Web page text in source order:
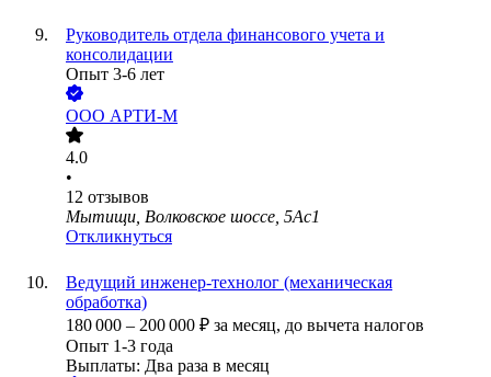
Руководитель отдела финансового учета и
консолидации
Опыт 3-6 лет
ООО АРТИ-М
4.0
•
12 отзывов
Мытищи, Волковское шоссе, 5Ас1
Откликнуться
Ведущий инженер-технолог (механическая
обработка)
180 000 – 200 000 ₽ за месяц, до вычета налогов
Опыт 1-3 года
Выплаты: Два раза в месяц